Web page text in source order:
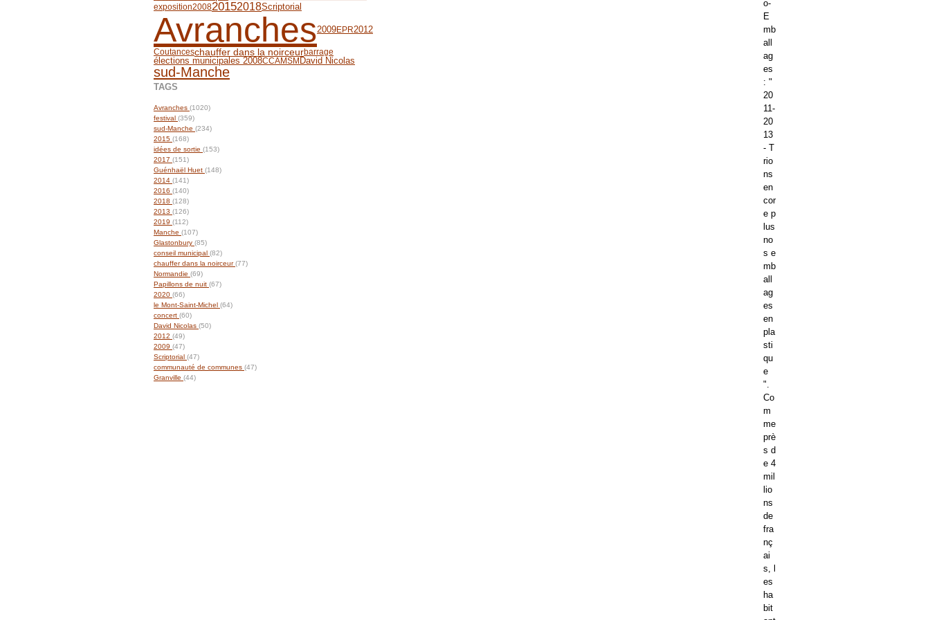
exposition200820152018Scriptorial
Avranches2009EPR2012
Coutanceschauffer dans la noirceurbarrage
élections municipales 2008CCAMSM David Nicolas
sud-Manche
TAGS
Avranches (1020)
festival (359)
sud-Manche (234)
2015 (168)
idées de sortie (153)
2017 (151)
Guénhaël Huet (148)
2014 (141)
2016 (140)
2018 (128)
2013 (126)
2019 (112)
Manche (107)
Glastonbury (85)
conseil municipal (82)
chauffer dans la noirceur(77)
Normandie (69)
Papillons de nuit (67)
2020 (66)
le Mont-Saint-Michel (64)
concert (60)
David Nicolas (50)
2012 (49)
2009 (47)
Scriptorial (47)
communauté de communes (47)
Granville (44)
o-
E
mb
all
ag
es
: "
20
11-
20
13
- T
rio
ns
en
cor
e p
lus
no
s e
mb
all
ag
es
en
pla
sti
qu
e
".
Co
m
me
prè
s d
e 4
mil
lio
ns
de
fra
nç
ai
s, l
es
ha
bit